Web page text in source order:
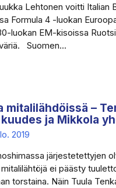
Lehtonen voitti Italian
Formula 4 -luokan
luokan EM-kisoissa
Suomen...
mitalilähdöissä –
ja Mikkola
2019
järjestetettyjen
ei päästy
torstaina. Näin Tuula